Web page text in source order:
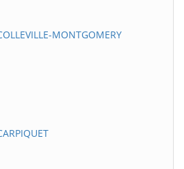
MONTGOMERY